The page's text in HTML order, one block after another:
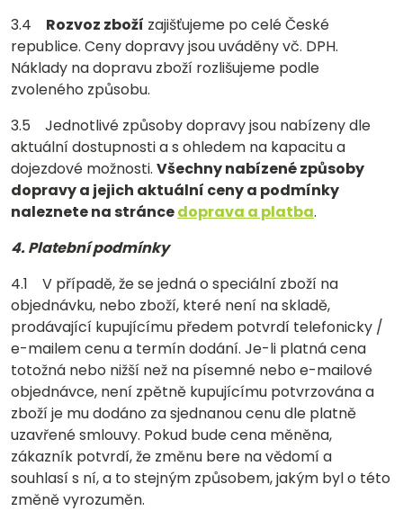
3.4 Rozvoz zboží zajišťujeme po celé České
republice. Ceny dopravy jsou uváděny vč. DPH.
Náklady na dopravu zboží rozlišujeme podle
zvoleného způsobu.
3.5 Jednotlivé způsoby dopravy jsou nabízeny dle
aktuální dostupnosti a s ohledem na kapacitu a
dojezdové možnosti. Všechny nabízené způsoby
dopravy a jejich aktuální ceny a podmínky
naleznete na stráncedoprava a platba.
4. Platební podmínky
4.1 V případě, že se jedná o speciální zboží na
objednávku, nebo zboží, které není na skladě,
prodávající kupujícímu předem potvrdí telefonicky /
e-mailem cenu a termín dodání. Je-li platná cena
totožná nebo nižší než na písemné nebo e-mailové
objednávce, není zpětně kupujícímu potvrzována a
zboží je mu dodáno za sjednanou cenu dle platně
uzavřené smlouvy. Pokud bude cena měněna,
zákazník potvrdí, že změnu bere na vědomí a
souhlasí s ní, a to stejným způsobem, jakým byl o této
změně vyrozuměn.